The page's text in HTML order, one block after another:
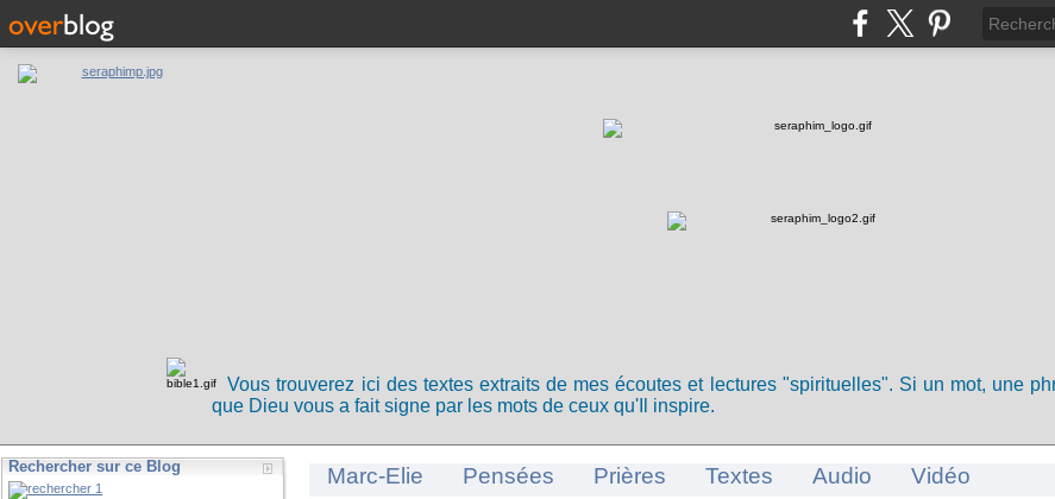
Vous trouverez ici des textes extraits de mes écoutes et lectures "spirituelles". Si un mot, une
que Dieu vous a fait signe par les mots de ceux qu'Il inspire.
Rechercher sur ce Blog Marc-Elie Pensées Prières Textes Audio Vidéo